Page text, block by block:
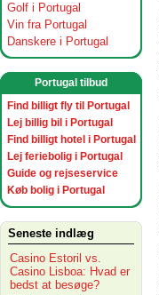
Golf i Portugal
Vin fra Portugal
Danskere i Portugal
Portugal tilbud
Find billigt fly til Portugal
Lej billig bil i Portugal
Find billigt hotel i Portugal
Lej feriebolig i Portugal
Guide og rejseservice
Køb bolig i Portugal
Seneste indlæg
Casino Estoril vs.
Casino Lisboa: Hvad er
bedst at besøge?